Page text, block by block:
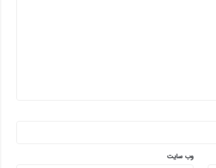
چ
س
؟
وب‌ سایت